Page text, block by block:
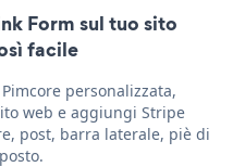
Form sul tuo sito
facile
personalizzata,
web e aggiungi Stripe
post, barra laterale, piè di